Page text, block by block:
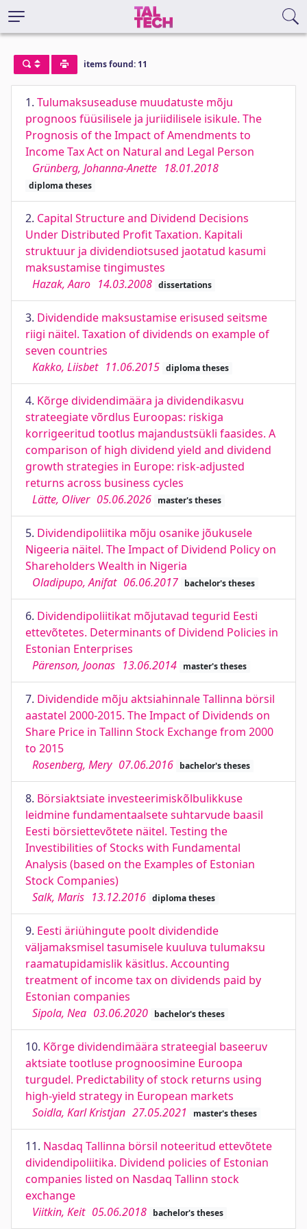
items found: 11
1. Tulumaksuseaduse muudatuste mõju
prognoos füüsilisele ja juriidilisele isikule. The
Prognosis of the Impact of Amendments to
Income Tax Act on Natural and Legal Person
Grünberg, Johanna-Anette 18.01.2018
diploma theses
2. Capital Structure and Dividend Decisions
Under Distributed Profit Taxation. Kapitali
struktuur ja dividendiotsused jaotatud kasumi
maksustamise tingimustes
Hazak, Aaro 14.03.2008 dissertations
3. Dividendide maksustamise erisused seitsme
riigi näitel. Taxation of dividends on example of
seven countries
Kakko, Liisbet 11.06.2015 diploma theses
4. Kõrge dividendimäära ja dividendikasvu
strateegiate võrdlus Euroopas: riskiga
korrigeeritud tootlus majandustsükli faasides. A
comparison of high dividend yield and dividend
growth strategies in Europe: risk-adjusted
returns across business cycles
Lätte, Oliver 05.06.2026 master's theses
5. Dividendipoliitika mõju osanike jõukusele
Nigeeria näitel. The Impact of Dividend Policy on
Shareholders Wealth in Nigeria
Oladipupo, Anifat 06.06.2017 bachelor's theses
6. Dividendipoliitikat mõjutavad tegurid Eesti
ettevõtetes. Determinants of Dividend Policies in
Estonian Enterprises
Pärenson, Joonas 13.06.2014 master's theses
7. Dividendide mõju aktsiahinnale Tallinna börsil
aastatel 2000-2015. The Impact of Dividends on
Share Price in Tallinn Stock Exchange from 2000
to 2015
Rosenberg, Mery 07.06.2016 bachelor's theses
8. Börsiaktsiate investeerimiskõlbulikkuse
leidmine fundamentaalsete suhtarvude baasil
Eesti börsiettevõtete näitel. Testing the
Investibilities of Stocks with Fundamental
Analysis (based on the Examples of Estonian
Stock Companies)
Salk, Maris 13.12.2016 diploma theses
9. Eesti äriühingute poolt dividendide
väljamaksmisel tasumisele kuuluva tulumaksu
raamatupidamislik käsitlus. Accounting
treatment of income tax on dividends paid by
Estonian companies
Sipola, Nea 03.06.2020 bachelor's theses
10. Kõrge dividendimäära strateegial baseeruv
aktsiate tootluse prognoosimine Euroopa
turgudel. Predictability of stock returns using
high-yield strategy in European markets
Soidla, Karl Kristjan 27.05.2021 master's theses
11. Nasdaq Tallinna börsil noteeritud ettevõtete
dividendipoliitika. Dividend policies of Estonian
companies listed on Nasdaq Tallinn stock
exchange
Viitkin, Keit 05.06.2018 bachelor's theses